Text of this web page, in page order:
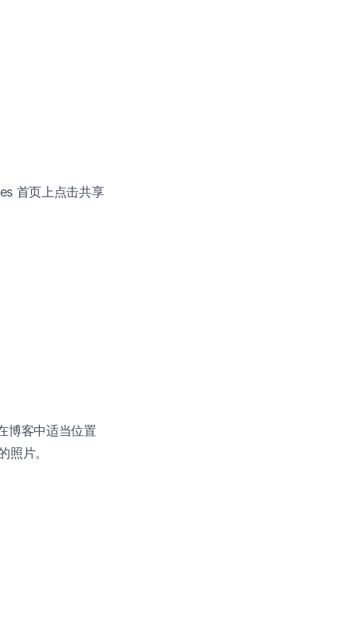
首页上点击共享
博客中适当位置
片。